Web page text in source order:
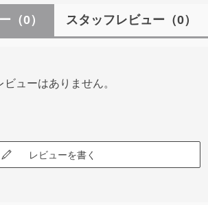
（0） スタッフレビュー （0）
ビューはありません。
レビューを書く